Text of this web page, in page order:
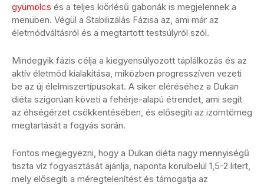
gyümölcs és a teljes kiőrlésű gabonák is megjelennek a
menüben. Végül a Stabilizálás Fázisa az, ami már az
életmódváltásról és a megtartott testsúlyról szól.
Mindegyik fázis célja a kiegyensúlyozott táplálkozás és az
aktív életmód kialakítása, miközben progresszíven vezeti
be az új élelmiszertípusokat. A siker eléréséhez a Dukan
diéta szigorúan követi a fehérje-alapú étrendet, ami segít
az éhségérzet csökkentésében, és elősegíti az izomtömeg
megtartását a fogyás során.
Fontos megjegyezni, hogy a Dukan diéta nagy mennyiségű
tiszta víz fogyasztását ajánlja, naponta körülbelül 1,5-2 litert,
mely elősegíti a méregtelenítést és támogatja az